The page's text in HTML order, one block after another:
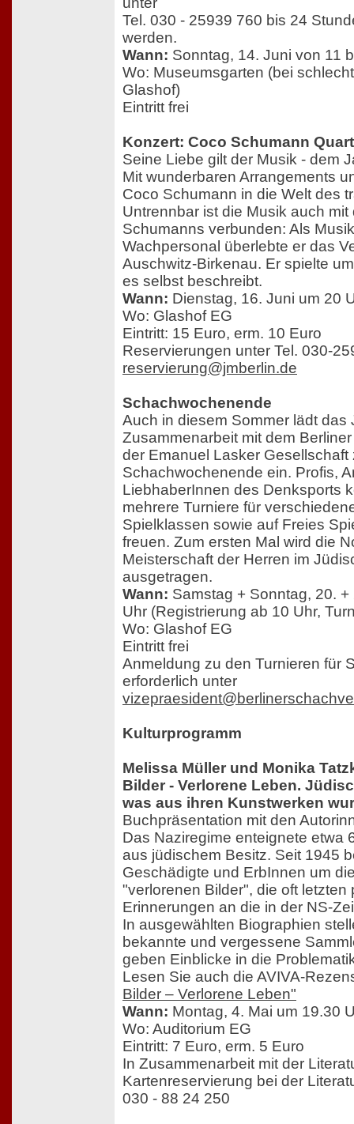
Tel. 030 - 25939 760 bis 24
werden.
Wann: Sonntag, 14. Juni von 11
Wo: Museumsgarten (bei
Glashof)
Eintritt frei
Konzert: Coco Schumann
Seine Liebe gilt der Musik - dem
Mit wunderbaren Arrangements
Coco Schumann in die Welt des
Untrennbar ist die Musik auch
Schumanns verbunden: Als
Wachpersonal überlebte er das
Auschwitz-Birkenau. Er spielte
es selbst beschreibt.
Wann: Dienstag, 16. Juni um 20
Wo: Glashof EG
Eintritt: 15 Euro, erm. 10 Euro
Reservierungen unter Tel. 030-
reservierung@jmberlin.de
Schachwochenende
Auch in diesem Sommer lädt das
Zusammenarbeit mit dem
der Emanuel Lasker Gesellschaft
Schachwochenende ein. Profis,
LiebhaberInnen des Denksports
mehrere Turniere für
Spielklassen sowie auf Freies
freuen. Zum ersten Mal wird die
Meisterschaft der Herren im
ausgetragen.
Wann: Samstag + Sonntag, 20.
Uhr (Registrierung ab 10 Uhr,
Wo: Glashof EG
Eintritt frei
Anmeldung zu den Turnieren für
erforderlich unter
Kulturprogramm
Melissa Müller und Monika
Bilder - Verlorene Leben.
was aus ihren Kunstwerken
Buchpräsentation mit den
Das Naziregime enteignete etwa
aus jüdischem Besitz. Seit 1945
Geschädigte und ErbInnen um
"verlorenen Bilder", die oft letzten
Erinnerungen an die in der NS-
In ausgewählten Biographien
bekannte und vergessene
geben Einblicke in die
Lesen Sie auch die AVIVA-
Bilder – Verlorene Leben"
Wann: Montag, 4. Mai um 19.30
Wo: Auditorium EG
Eintritt: 7 Euro, erm. 5 Euro
In Zusammenarbeit mit der
Kartenreservierung bei der
030 - 88 24 250